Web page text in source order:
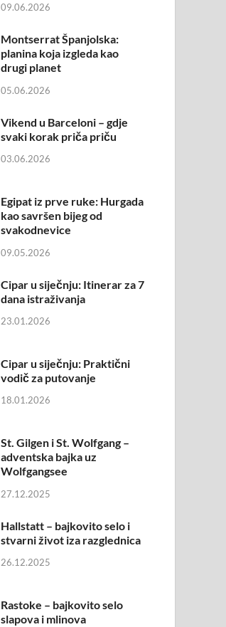
09.06.2026
Montserrat Španjolska:
planina koja izgleda kao
drugi planet
05.06.2026
Vikend u Barceloni – gdje
svaki korak priča priču
03.06.2026
Egipat iz prve ruke: Hurgada
kao savršen bijeg od
svakodnevice
09.05.2026
Cipar u siječnju: Itinerar za 7
dana istraživanja
23.01.2026
Cipar u siječnju: Praktični
vodič za putovanje
18.01.2026
St. Gilgen i St. Wolfgang –
adventska bajka uz
Wolfgangsee
27.12.2025
Hallstatt – bajkovito selo i
stvarni život iza razglednica
26.12.2025
Rastoke – bajkovito selo
slapova i mlinova